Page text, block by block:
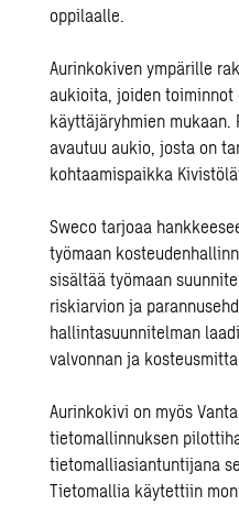
oppilaalle.
Aurinkokiven ympärille
aukioita, joiden toiminnot
käyttäjäryhmien mukaan.
avautuu aukio, josta on
kohtaamispaikka
Sweco tarjoaa
työmaan
sisältää työmaan
riskiarvion ja
hallintasuunnitelman
valvonnan ja
Aurinkokivi on myös
tietomallinnuksen
tietomalliasiantuntijana
Tietomallia käytettiin